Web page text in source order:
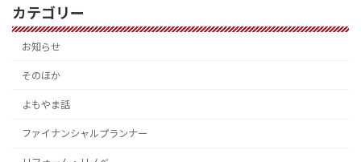
カテゴリー
お知らせ
そのほか
よもやま話
ファイナンシャルプランナー